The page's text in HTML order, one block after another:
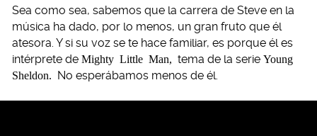
Sea como sea, sabemos que la carrera de Steve en la
música ha dado, por lo menos, un gran fruto que él
atesora. Y si su voz se te hace familiar, es porque él es
intérprete de Mighty Little Man, tema de la serie Young
Sheldon. No esperábamos menos de él.